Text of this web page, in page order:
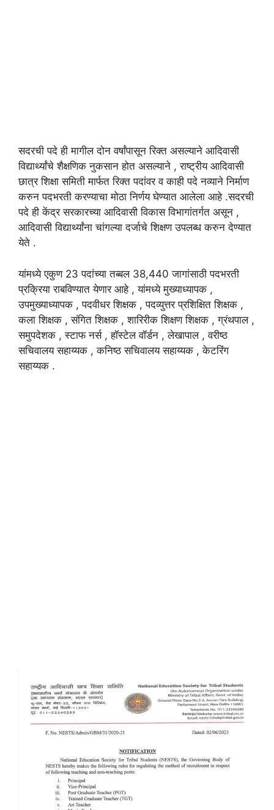
सदरची पदे ही मागील दोन वर्षांपासून रिक्त असल्याने आदिवासी
विद्यार्थ्यांचे शैक्षणिक नुकसान होत असल्याने , राष्ट्रीय आदिवासी
छात्र शिक्षा समिती मार्फत रिक्त पदांवर व काही पदे नव्याने निर्माण
करुन पदभरती करण्याचा मोठा निर्णय घेण्यात आलेला आहे .सदरची
पदे ही केंद्र सरकारच्या आदिवासी विकास विभागांतर्गत असून ,
आदिवासी विद्यार्थ्यांना चांगल्या दर्जाचे शिक्षण उपलब्ध करुन देण्यात
येते .
यांमध्ये एकुण 23 पदांच्या तब्बल 38,440 जागांसाठी पदभरती
प्रक्रिया राबविण्यात येणार आहे , यांमध्ये मुख्याध्यापक ,
उपमुख्याध्यापक , पदवीधर शिक्षक , पदव्युत्तर प्रशिक्षित शिक्षक ,
कला शिक्षक , संगित शिक्षक , शारिरीक शिक्षण शिक्षक , ग्रंथपाल ,
समुपदेशक , स्टाफ नर्स , हॉस्टेल वॉर्डन , लेखापाल , वरीष्ठ
सचिवालय सहाय्यक , कनिष्ठ सचिवालय सहाय्यक , केटरिंग
सहाय्यक .